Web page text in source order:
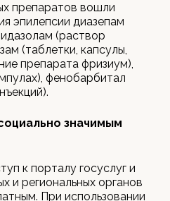
препаратов вошли
эпилепсии диазепам
(раствор
(таблетки, капсулы,
препарата фризиум),
фенобарбитал
значимым
к порталу госуслуг и
и региональных органов
При использовании